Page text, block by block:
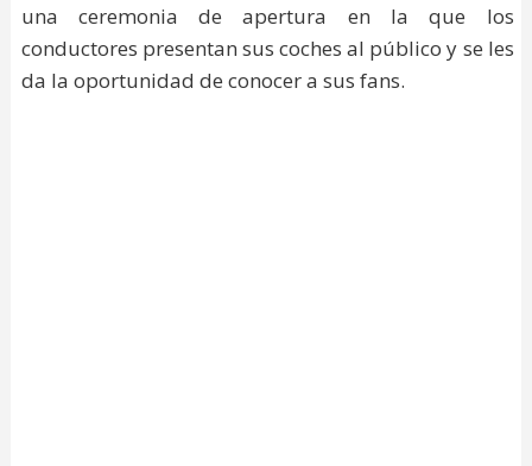
una ceremonia de apertura en la que los
conductores presentan sus coches al público y se les
da la oportunidad de conocer a sus fans.